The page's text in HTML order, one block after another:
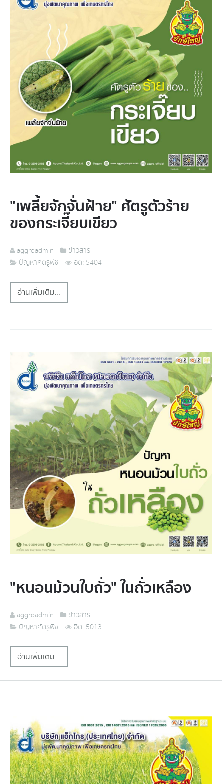
"เพลี้ยจักจั่นฝ้าย" ศัตรูตัวร้าย
ของกระเจี๊ยบเขียว
aggroadmin
ข่าวสาร
ปัญหาศัตรูพืช
ฮิต: 5404
อ่านเพิ่มเติม...
"หนอนม้วนใบถั่ว" ในถั่วเหลือง
aggroadmin
ข่าวสาร
ปัญหาศัตรูพืช
ฮิต: 5013
อ่านเพิ่มเติม...